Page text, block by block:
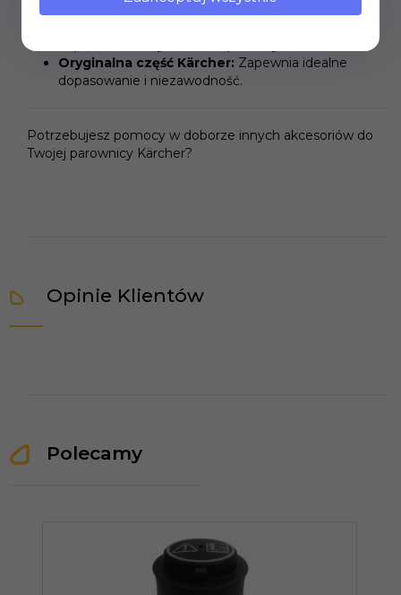
większych powierzchni.
Oryginalna część Kärcher: Zapewnia idealne
dopasowanie i niezawodność.
Potrzebujesz pomocy w doborze innych akcesoriów do
Twojej parownicy Kärcher?
Opinie Klientów
Polecamy